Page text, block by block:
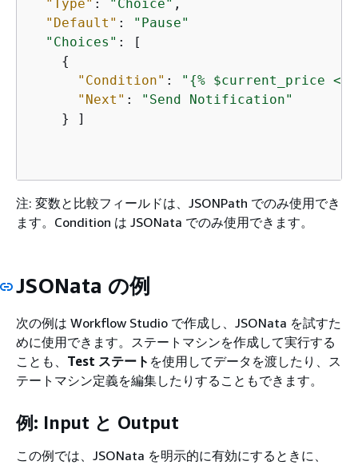
"Type" : "Choice" ,
"Default" :
"Pause"
"Choices" : [
{
"Condition" : " {% $current_price
"Next" :
"Send Notification"
    } ]
注: 変数と比較フィールドは、JSONPath でのみ使用でき
ます。Condition は JSONata でのみ使用できます。
JSONata の例
次の例は Workflow Studio で作成し、JSONata を試すた
めに使用できます。ステートマシンを作成して実行する
ことも、 Test ステート を使用してデータを渡したり、ス
テートマシン定義を編集したりすることもできます。
例: Input と Output
この例では、JSONata を明示的に有効にするときに、